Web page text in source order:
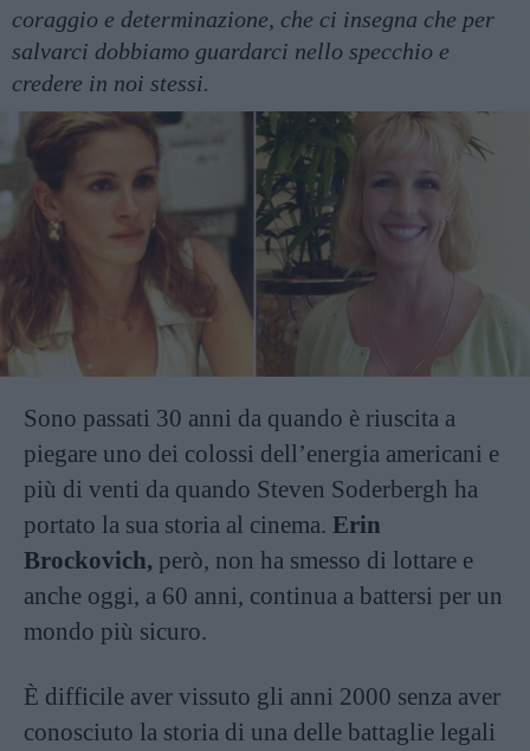
coraggio e determinazione, che ci insegna che per
salvarci dobbiamo guardarci nello specchio e
credere in noi stessi.
Sono passati 30 anni da quando è riuscita a
piegare uno dei colossi dell’energia americani e
più di venti da quando Steven Soderbergh ha
portato la sua storia al cinema. Erin
Brockovich, però, non ha smesso di lottare e
anche oggi, a 60 anni, continua a battersi per un
mondo più sicuro.
È difficile aver vissuto gli anni 2000 senza aver
conosciuto la storia di una delle battaglie legali